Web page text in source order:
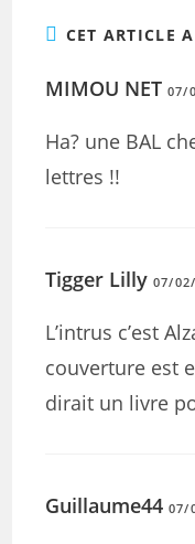
CET ARTICLE
MIMOU NET 07/
Ha? une BAL
lettres !!
Tigger Lilly 07/
L’intrus c’est
couverture est
dirait un livre
Guillaume44 07/